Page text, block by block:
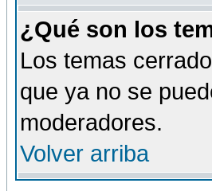
¿Qué son los
Los temas
que ya no se
moderadores.
Volver arriba